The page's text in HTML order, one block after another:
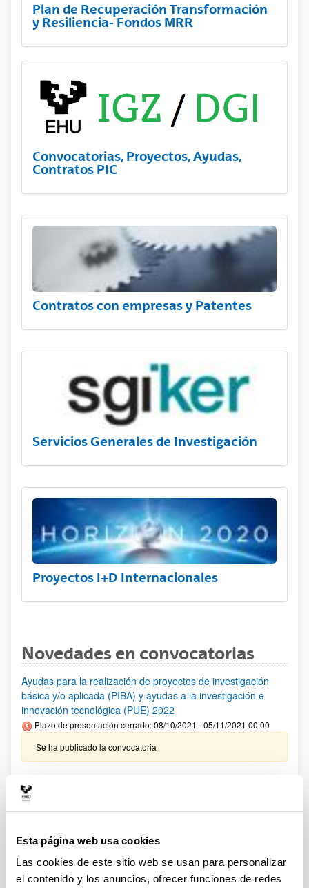
Esta página web usa cookies
Las cookies de este sitio web se usan para personalizar
el contenido y los anuncios, ofrecer funciones de redes
Plan de Recuperación Transformación
y Resiliencia- Fondos MRR
Convocatorias, Proyectos, Ayudas,
Contratos PIC
Contratos con empresas y Patentes
Servicios Generales de Investigación
Proyectos I+D Internacionales
Novedades en convocatorias
Ayudas para la realización de proyectos de investigación
básica y/o aplicada (PIBA) y ayudas a la investigación e
innovación tecnológica (PUE) 2022
Plazo de presentación cerrado: 08/10/2021 - 05/11/2021 00:00
Se ha publicado la convocatoria
PIFG21/12: “Ingeniería Química e Ingeniería de Materiales
Plazo de presentación cerrado: 16/09/2021 - 06/10/2021 23:59